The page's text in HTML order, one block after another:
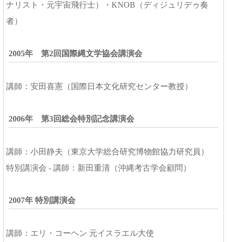
ナリスト・元宇宙飛行士）・KNOB（ディジュリデゥ奏
者）
2005年 第2回国際縄文学協会講演会
講師：安田喜憲（国際日本文化研究センター教授）
2006年 第3回総会特別記念講演会
講師：小田静夫（東京大学総合研究博物館協力研究員）
特別講演会 - 講師：新田重清（沖縄考古学会顧問）
2007年 特別講演会
講師：エリ・コーヘン 元イスラエル大使